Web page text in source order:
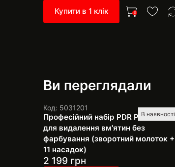
Купити в 1 клік 0
Ви переглядали
В наявності
Код: 5031201
Професійний набір PDR Pro SH-4
для видалення вм'ятин без
фарбування (зворотний молоток +
11 насадок)
2 199 грн